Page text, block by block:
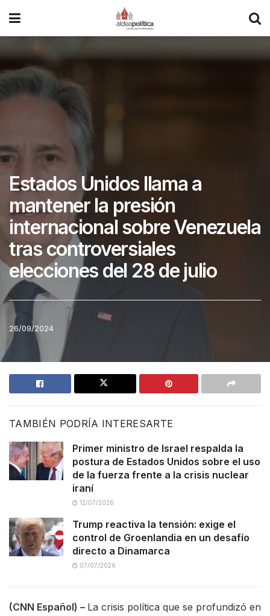
Estados Unidos llama a
mantener la presión
internacional sobre Venezuela
tras controversiales
elecciones del 28 de julio
26/09/2024
TAMBIÉN PODRÍA INTERESARTE
Primer ministro de Israel respalda la
postura de Estados Unidos sobre el uso
de la fuerza frente a la crisis nuclear
iraní
12/07/2026
Trump reactiva la tensión: exige el
control de Groenlandia en un desafío
directo a Dinamarca
07/07/2026
(CNN Español) – La crisis política que se profundizó en